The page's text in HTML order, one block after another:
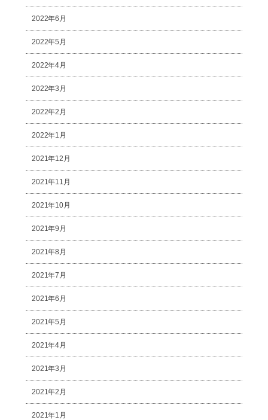
2022年6月
2022年5月
2022年4月
2022年3月
2022年2月
2022年1月
2021年12月
2021年11月
2021年10月
2021年9月
2021年8月
2021年7月
2021年6月
2021年5月
2021年4月
2021年3月
2021年2月
2021年1月